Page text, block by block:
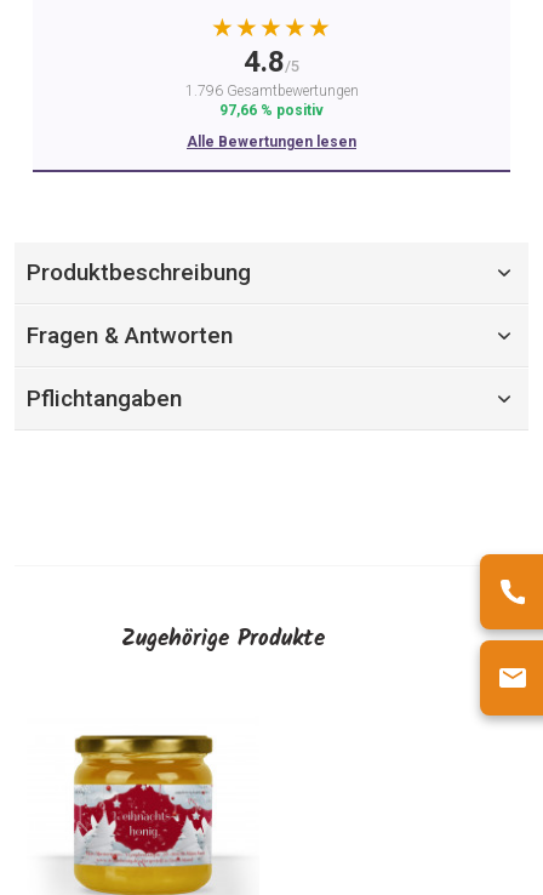
★★★★★
4.8/5
1.796 Gesamtbewertungen
97,66 % positiv
Alle Bewertungen lesen
Produktbeschreibung
Fragen & Antworten
Pflichtangaben
Zugehörige Produkte